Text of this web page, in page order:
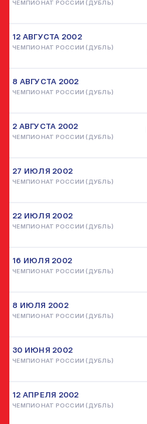
ЧЕМПИОНАТ РОССИИ (ДУБЛЬ)
12 АВГУСТА 2002
ЧЕМПИОНАТ РОССИИ (ДУБЛЬ)
8 АВГУСТА 2002
ЧЕМПИОНАТ РОССИИ (ДУБЛЬ)
2 АВГУСТА 2002
ЧЕМПИОНАТ РОССИИ (ДУБЛЬ)
27 ИЮЛЯ 2002
ЧЕМПИОНАТ РОССИИ (ДУБЛЬ)
22 ИЮЛЯ 2002
ЧЕМПИОНАТ РОССИИ (ДУБЛЬ)
16 ИЮЛЯ 2002
ЧЕМПИОНАТ РОССИИ (ДУБЛЬ)
8 ИЮЛЯ 2002
ЧЕМПИОНАТ РОССИИ (ДУБЛЬ)
30 ИЮНЯ 2002
ЧЕМПИОНАТ РОССИИ (ДУБЛЬ)
12 АПРЕЛЯ 2002
ЧЕМПИОНАТ РОССИИ (ДУБЛЬ)